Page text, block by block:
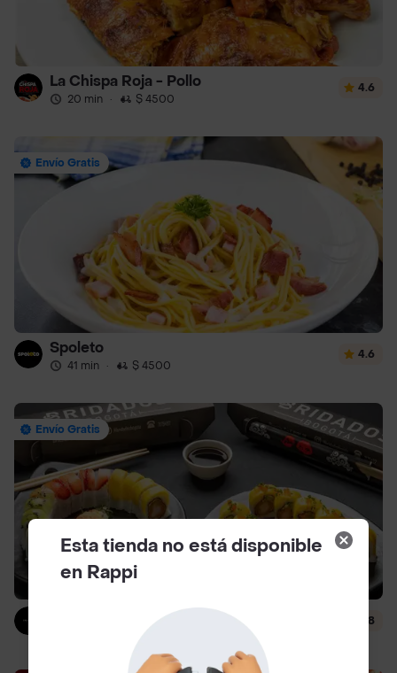
La Chispa Roja - Pollo
20 min · $ 4500
4.6
Envío Gratis
Spoleto
41 min · $ 4500
4.6
Envío Gratis
$ 6000
4.8
Esta tienda no está disponible
en Rappi